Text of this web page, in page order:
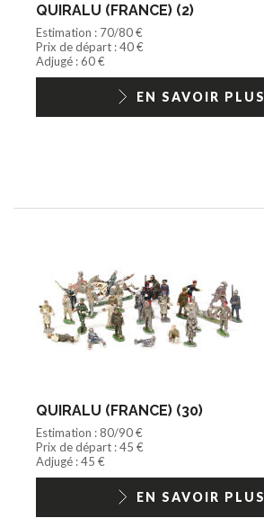
QUIRALU (FRANCE) (2)
Estimation : 70/80 €
Prix de départ : 40 €
Adjugé : 60 €
EN SAVOIR PLUS
QUIRALU (FRANCE) (30)
Estimation : 80/90 €
Prix de départ : 45 €
Adjugé : 45 €
EN SAVOIR PLUS